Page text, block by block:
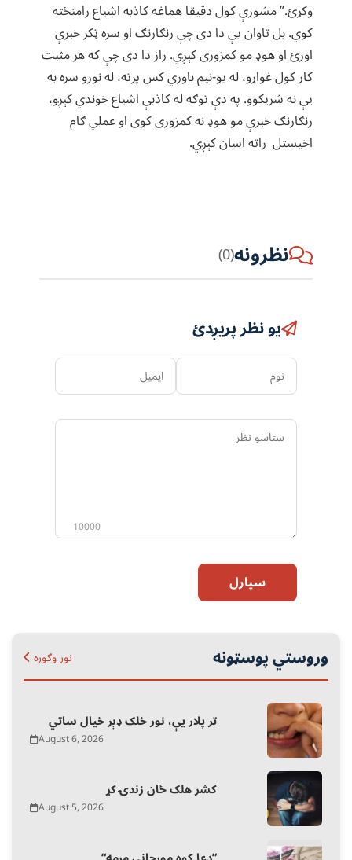
وکړئ.‌” مشورې کول دقیقا هماغه کاذبه اشباع رامنځته
کوي. بل تاوان یې دا دی چې رنګارنګ او سره ټکر خبرې
اورئ او هوډ مو کمزوری کېږي.‌ راز دا دی چې که هر مثبت
کار کول غواړو، له یو-نیم باوري کس پرته، له نورو سره به
یې نه شریکوو.‌ په دې توګه له کاذبې اشباع خوندي کېږو،
رنګارنګ خبرې مو هوډ نه کمزوری کوی او عملي ګام
اخیستل راته اسان کېږي.
نظرونه(0)
یو نظر پریږدئ
نوم ایمیل
ستاسو
10000
سپارل
وروستي پوسټونه نور وګوره
تر پلار یې، نور خلک ډېر خیال ساتي
August 6, 2026
کشر هلک ځان زندۍ کړ
August 5, 2026